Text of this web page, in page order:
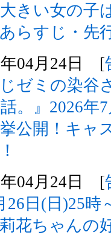
きい女の子
らすじ・先
年04月24日 [
じゼミの染
。』2026年
公開！キャ
年04月24日 [
26日(日)25
莉花ちゃん